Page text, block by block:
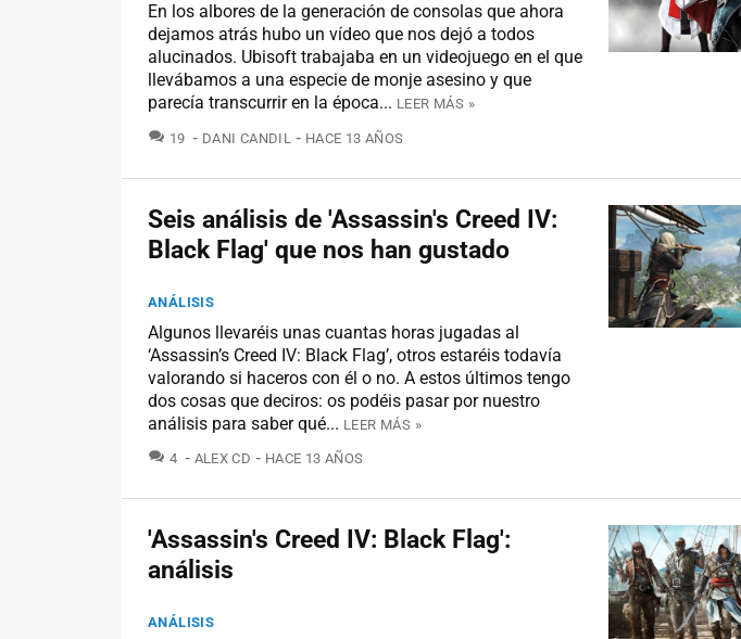
En los albores de la generación de consolas que ahora
dejamos atrás hubo un vídeo que nos dejó a todos
alucinados. Ubisoft trabajaba en un videojuego en el que
llevábamos a una especie de monje asesino y que
parecía transcurrir en la época... LEER MÁS »
19 COMENTARIOS
DANI CANDIL HACE 13 AÑOS
Seis análisis de 'Assassin's Creed IV:
Black Flag' que nos han gustado
ANÁLISIS
Algunos llevaréis unas cuantas horas jugadas al
‘Assassin’s Creed IV: Black Flag’, otros estaréis todavía
valorando si haceros con él o no. A estos últimos tengo
dos cosas que deciros: os podéis pasar por nuestro
análisis para saber qué... LEER MÁS »
4 COMENTARIOS
ALEX CD HACE 13 AÑOS
'Assassin's Creed IV: Black Flag':
análisis
ANÁLISIS